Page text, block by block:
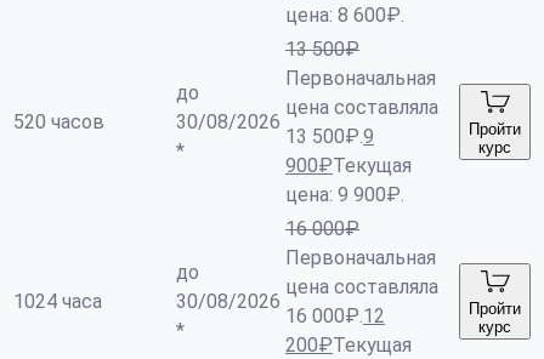
цена: 8 600₽.
520 часов
до
30/08/2026
*
13 500₽
Первоначальная
цена составляла
13 500₽.9
900₽Текущая
цена: 9 900₽.
Пройти
курс
1024 часа
до
30/08/2026
*
16 000₽
Первоначальная
цена составляла
16 000₽.12
200₽Текущая
Пройти
курс